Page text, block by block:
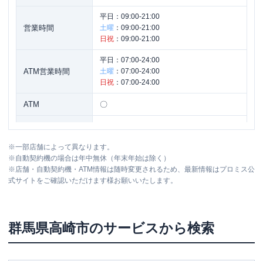
営業時間
平日： 09:00-21:00
土曜 ： 09:00-21:00
日祝 ： 09:00-21:00
ATM営業時間
平日： 07:00-24:00
土曜 ： 07:00-24:00
日祝 ： 07:00-24:00
ATM 〇
住所 群馬県高崎市飯塚町１００－５ １Ｆ
※一部店舗によって異なります。
※自動契約機の場合は年中無休（年末年始は除く）
※店舗・自動契約機・ATM情報は随時変更されるため、最新情報はプロミス公
式サイトをご確認いただけます様お願いいたします。
群馬県高崎市のサービスから検索